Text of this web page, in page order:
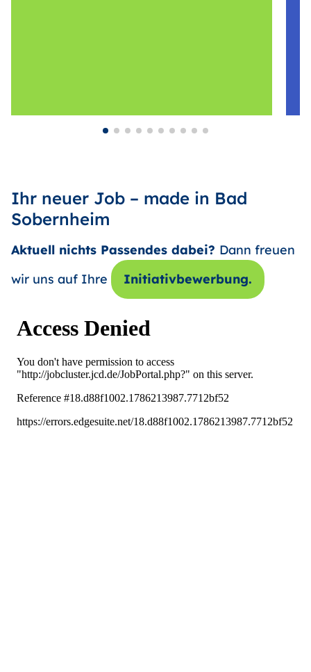
Ihr neuer Job – made in Bad
Sobernheim
Aktuell nichts Passendes dabei? Dann freuen
wir uns auf Ihre
Initiativbewerbung.